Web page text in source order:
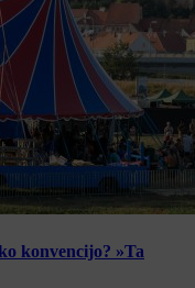
konvencijo? »Ta